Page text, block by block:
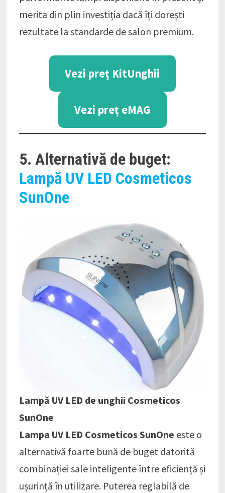
merita din plin investiția dacă îți dorești
rezultate la standarde de salon premium.
Vezi preț KitUnghii
Vezi preț eMAG
5. Alternativă de buget:
Lampă UV LED Cosmeticos
SunOne
Lampă UV LED de unghii Cosmeticos
SunOne
Lampa UV LED Cosmeticos SunOne este o
alternativă foarte bună de buget datorită
combinației sale inteligente între eficiență și
ușurință în utilizare. Puterea reglabilă de